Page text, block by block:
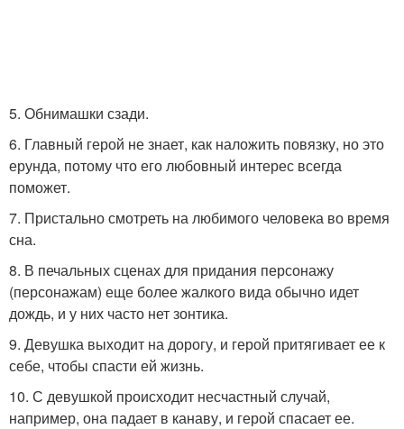
5. Обнимашки сзади.
6. Главный герой не знает, как наложить повязку, но это
ерунда, потому что его любовный интерес всегда
поможет.
7. Пристально смотреть на любимого человека во время
сна.
8. В печальных сценах для придания персонажу
(персонажам) еще более жалкого вида обычно идет
дождь, и у них часто нет зонтика.
9. Девушка выходит на дорогу, и герой притягивает ее к
себе, чтобы спасти ей жизнь.
10. С девушкой происходит несчастный случай,
например, она падает в канаву, и герой спасает ее.